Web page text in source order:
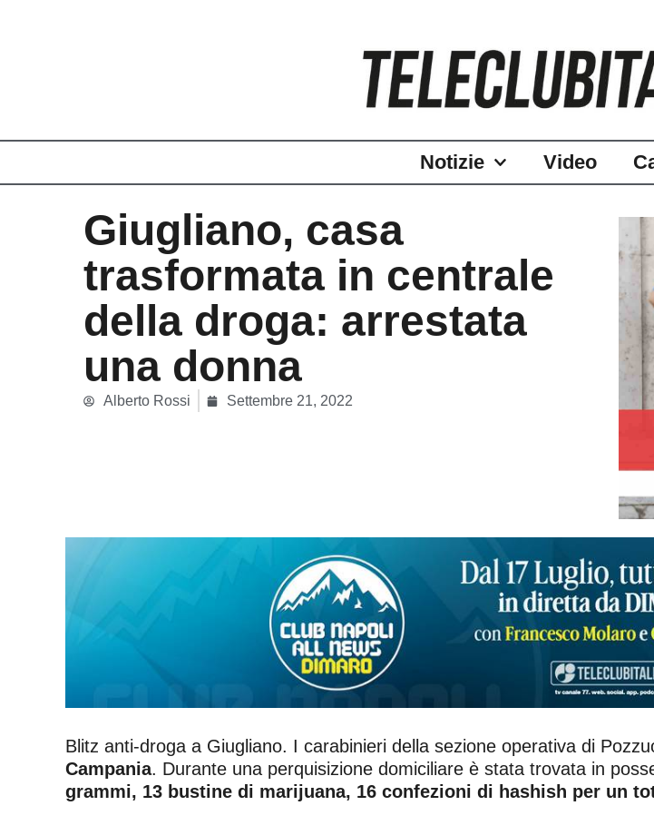
Notizie Video
Giugliano, casa
trasformata in centrale
della droga: arrestata
una donna
Alberto Rossi Settembre 21, 2022
Blitz anti-droga a Giugliano. I carabinieri della sezione operativa di
Campania. Durante una perquisizione domiciliare è stata trovata in
grammi, 13 bustine di marijuana, 16 confezioni di hashish per un